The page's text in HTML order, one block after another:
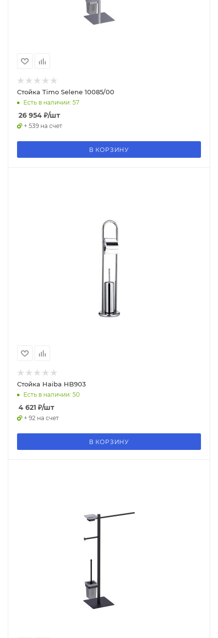
Стойка Timo Selene 10085/00
Есть в наличии: 57
26 954 ₽/шт
+ 539 на счет
В КОРЗИНУ
Стойка Haiba HB903
Есть в наличии: 50
4 621 ₽/шт
+ 92 на счет
В КОРЗИНУ